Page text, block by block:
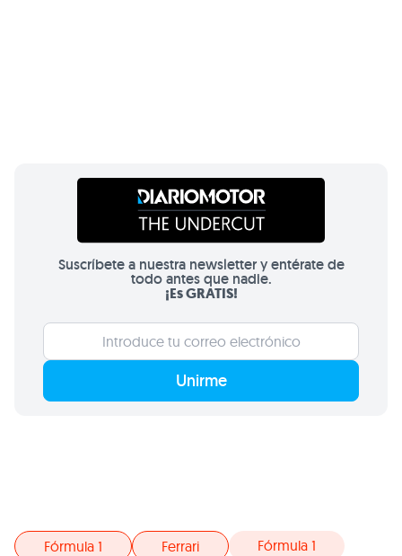
Suscríbete a nuestra newsletter y entérate de
todo antes que nadie.
¡Es GRATIS!
Unirme
Fórmula 1 Ferrari
Fórmula 1